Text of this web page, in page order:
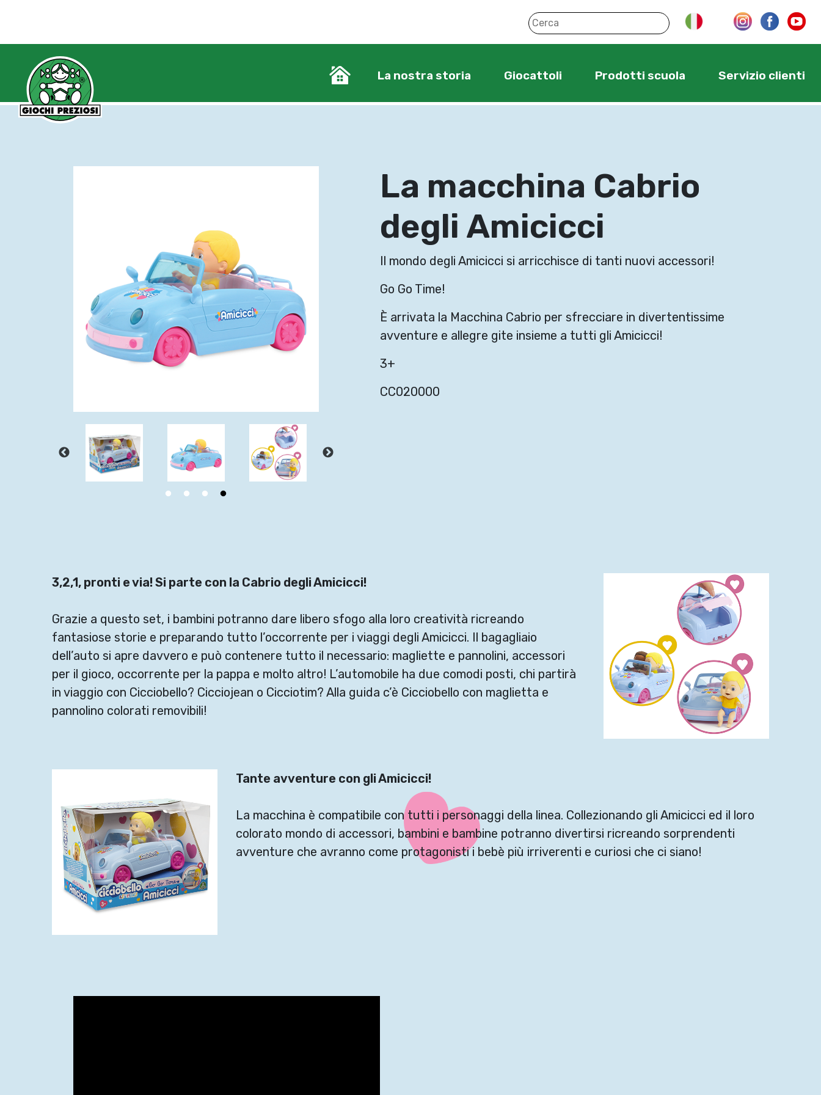
La nostra storia Giocattoli Prodotti scuola Servizio clienti
La macchina Cabrio
degli Amicicci
Il mondo degli Amicicci si arricchisce di tanti nuovi accessori!
Go Go Time!
È arrivata la Macchina Cabrio per sfrecciare in divertentissime
avventure e allegre gite insieme a tutti gli Amicicci!
3+
CC020000
3,2,1, pronti e via! Si parte con la Cabrio degli Amicicci!
Grazie a questo set, i bambini potranno dare libero sfogo alla loro creatività ricreando
fantasiose storie e preparando tutto l’occorrente per i viaggi degli Amicicci. Il bagagliaio
dell’auto si apre davvero e può contenere tutto il necessario: magliette e pannolini, accessori
per il gioco, occorrente per la pappa e molto altro! L’automobile ha due comodi posti, chi partirà
in viaggio con Cicciobello? Cicciojean o Cicciotim? Alla guida c’è Cicciobello con maglietta e
pannolino colorati removibili!
Tante avventure con gli Amicicci!
La macchina è compatibile con tutti i personaggi della linea. Collezionando gli Amicicci ed il loro
colorato mondo di accessori, bambini e bambine potranno divertirsi ricreando sorprendenti
avventure che avranno come protagonisti i bebè più irriverenti e curiosi che ci siano!